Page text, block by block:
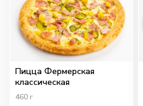
Пицца Фермерская
классическая
460 г